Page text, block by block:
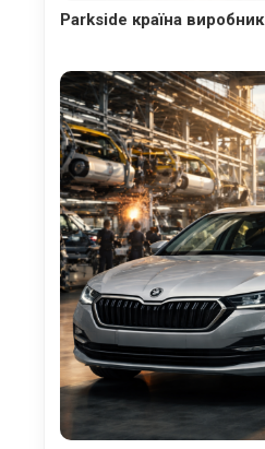
Parkside країна виробник